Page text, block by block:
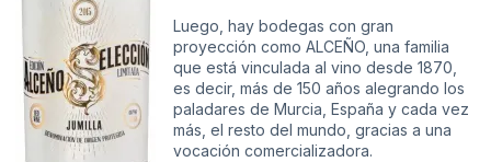
Luego, hay bodegas con gran
proyección como ALCEÑO, una familia
que está vinculada al vino desde 1870,
es decir, más de 150 años alegrando los
paladares de Murcia, España y cada vez
más, el resto del mundo, gracias a una
vocación comercializadora.